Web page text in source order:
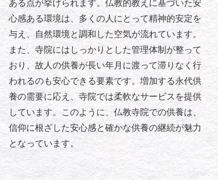
ある点が挙げられます。仏教的教えに基づいた安
心感ある環境は、多くの人にとって精神的安定を
与え、自然環境と調和した空気が流れています。
また、寺院にはしっかりとした管理体制が整って
おり、故人の供養が長い年月に渡って滞りなく行
われるのも安心できる要素です。増加する永代供
養の需要に応え、寺院では柔軟なサービスを提供
しています。このように、仏教寺院での供養は、
信仰に根ざした安心感と確かな供養の継続が魅力
となっています。